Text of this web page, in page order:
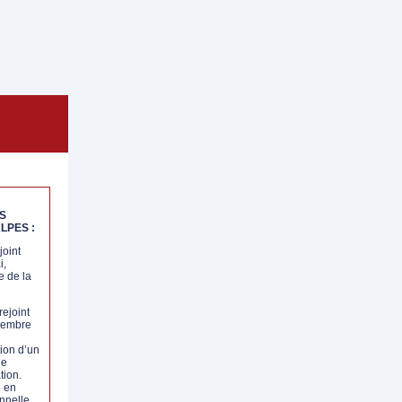
:
de la
d’un
en